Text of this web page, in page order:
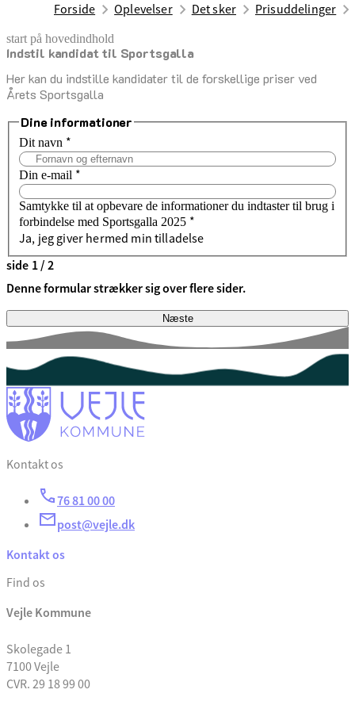
Forside Oplevelser Det sker Prisuddelinger
start på hovedindhold
Indstil kandidat til Sportsgalla
Her kan du indstille kandidater til de forskellige priser ved
Årets Sportsgalla
senest opdateret 9. december 2025
Dine informationer
Dit navn *
Din e-mail *
Samtykke til at opbevare de informationer du indtaster til brug i
forbindelse med Sportsgalla 2025 *
Ja, jeg giver hermed min tilladelse
side 1 / 2
Denne formular strækker sig over flere sider.
Næste
Kontakt os
76 81 00 00
post@vejle.dk
Kontakt os
Find os
Vejle Kommune
Skolegade 1
7100 Vejle
CVR. 29 18 99 00